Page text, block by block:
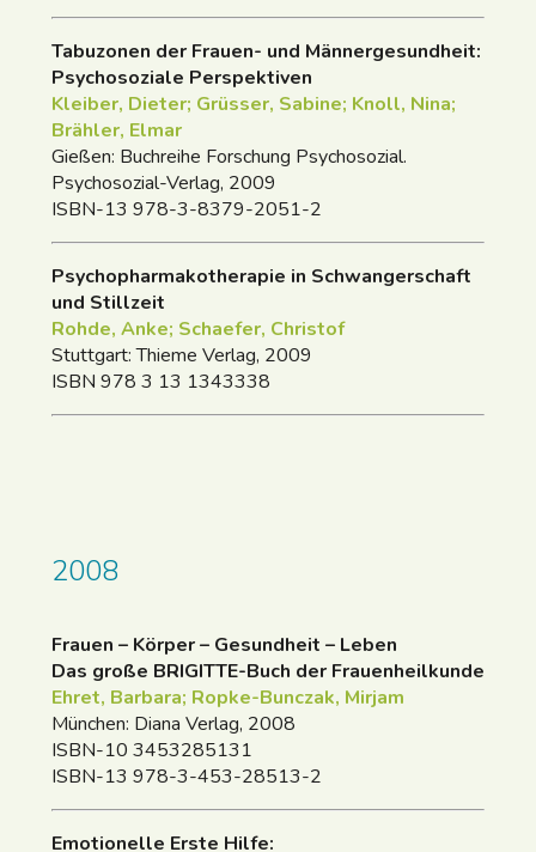
Tabuzonen der Frauen- und Männergesundheit:
Psychosoziale Perspektiven
Kleiber, Dieter; Grüsser, Sabine; Knoll, Nina;
Brähler, Elmar
Gießen: Buchreihe Forschung Psychosozial.
Psychosozial-Verlag, 2009
ISBN-13 978-3-8379-2051-2
Psychopharmakotherapie in Schwangerschaft
und Stillzeit
Rohde, Anke; Schaefer, Christof
Stuttgart: Thieme Verlag, 2009
ISBN 978 3 13 1343338
2008
Frauen – Körper – Gesundheit – Leben
Das große BRIGITTE-Buch der Frauenheilkunde
Ehret, Barbara; Ropke-Bunczak, Mirjam
München: Diana Verlag, 2008
ISBN-10 3453285131
ISBN-13 978-3-453-28513-2
Emotionelle Erste Hilfe: